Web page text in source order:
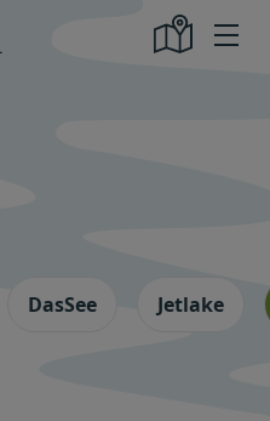
DasSee Jetlake